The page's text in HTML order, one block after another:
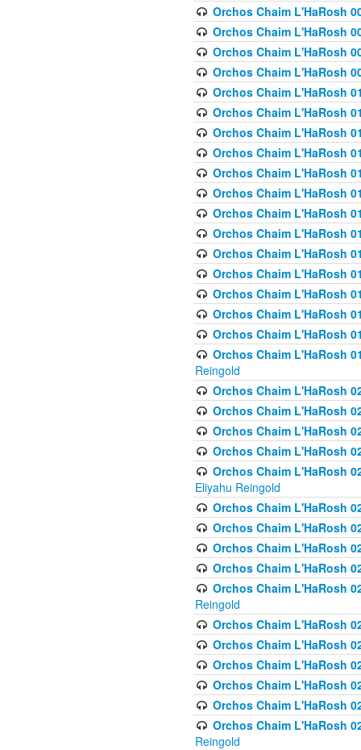
Orchos Chaim L'HaRosh
Orchos Chaim L'HaRosh
Orchos Chaim L'HaRosh
Orchos Chaim L'HaRosh
Orchos Chaim L'HaRosh
Orchos Chaim L'HaRosh
Orchos Chaim L'HaRosh
Orchos Chaim L'HaRosh
Orchos Chaim L'HaRosh
Orchos Chaim L'HaRosh
Orchos Chaim L'HaRosh
Orchos Chaim L'HaRosh
Orchos Chaim L'HaRosh
Orchos Chaim L'HaRosh
Orchos Chaim L'HaRosh
Orchos Chaim L'HaRosh
Orchos Chaim L'HaRosh
Orchos Chaim L'HaRosh
Reingold
Orchos Chaim L'HaRosh
Orchos Chaim L'HaRosh
Orchos Chaim L'HaRosh
Orchos Chaim L'HaRosh
Orchos Chaim L'HaRosh
Eliyahu Reingold
Orchos Chaim L'HaRosh
Orchos Chaim L'HaRosh
Orchos Chaim L'HaRosh
Orchos Chaim L'HaRosh
Orchos Chaim L'HaRosh
Reingold
Orchos Chaim L'HaRosh
Orchos Chaim L'HaRosh
Orchos Chaim L'HaRosh
Orchos Chaim L'HaRosh
Orchos Chaim L'HaRosh
Orchos Chaim L'HaRosh
Reingold